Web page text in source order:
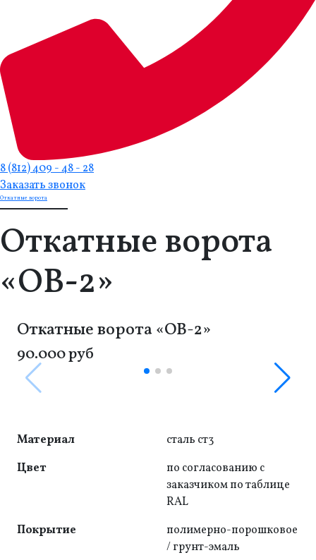
8 (812) 409 - 48 - 28
Заказать звонок
Откатные ворота
Откатные ворота
«ОВ-2»
Откатные ворота «ОВ-2»
90.000 руб
Материал
сталь ст3
Цвет
по согласованию с
заказчиком по таблице
RAL
Покрытие
полимерно-порошковое
/ грунт-эмаль